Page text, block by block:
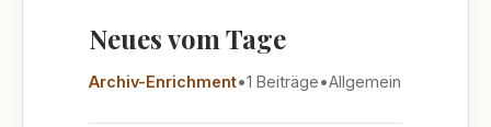
Neues vom Tage
Archiv-Enrichment•1 Beiträge•Allgemein